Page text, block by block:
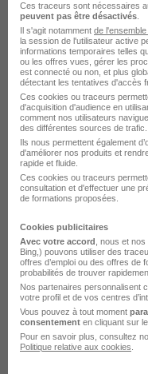
Menuisier
Intérim Nation
Le Château-d'Oléron
Cette offre n’est
Menuisier
Intérim Nation
Le Château-d'Oléron
Cette offre n’est plus
Ces traceurs sont nécessaires
peuvent pas être désactivés
Il s'agit notamment de
la session de l'utilisateur active
informations temporaires telles
ou les offres vues, gérer les
est connecté ou non, et plus
détectant les tentatives d'accès
Ces cookies ou traceurs
d'acquisition d'audience en
comment nos utilisateurs
des différentes sources de trafic.
Ils nous permettent également
d'améliorer nos produits et
rapide et fluide.
Ces cookies ou traceurs
consultation et d'effectuer une
de formations proposées.
Cookies publicitaires
Avec votre accord , nous et
Bing,) pouvons utiliser des
offres d’emploi ou des offres de
probabilités de trouver
Nos partenaires personnalisent
votre profil et de vos centres
Vous pouvez à tout moment
consentement en cliquant sur
Pour en savoir plus, consultez
Politique relative aux cookies